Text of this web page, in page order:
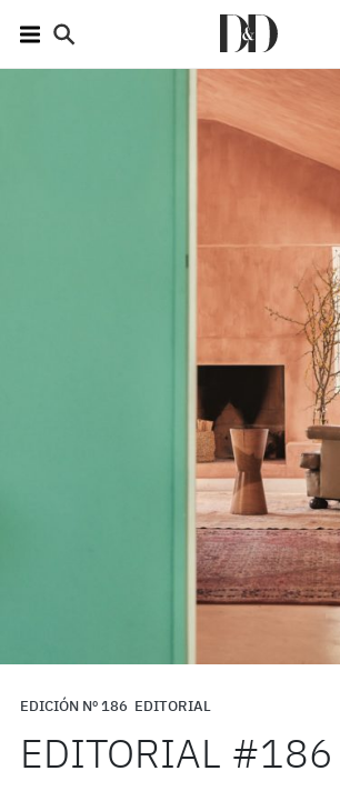
EDICIÓN Nº 186 EDITORIAL
EDITORIAL #186